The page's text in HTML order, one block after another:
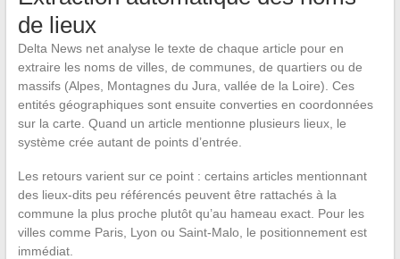
de lieux
Delta News net analyse le texte de chaque article pour en
extraire les noms de villes, de communes, de quartiers ou de
massifs (Alpes, Montagnes du Jura, vallée de la Loire). Ces
entités géographiques sont ensuite converties en coordonnées
sur la carte. Quand un article mentionne plusieurs lieux, le
système crée autant de points d’entrée.
Les retours varient sur ce point : certains articles mentionnant
des lieux-dits peu référencés peuvent être rattachés à la
commune la plus proche plutôt qu’au hameau exact. Pour les
villes comme Paris, Lyon ou Saint-Malo, le positionnement est
immédiat.